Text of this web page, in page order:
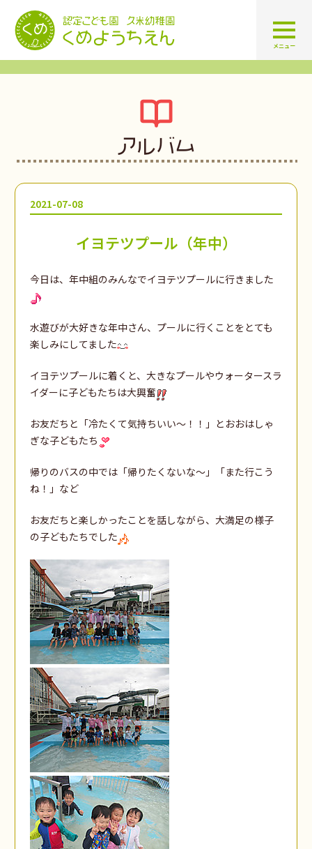
認定こども園 学校法人久米幼
メニュー
アルバム
2021-07-08
イヨテツプール（年中）
今日は、年中組のみんなでイヨテツプールに行きました
水遊びが大好きな年中さん、プールに行くことをとても
楽しみにしてました
イヨテツプールに着くと、大きなプールやウォータースラ
イダーに子どもたちは大興奮
お友だちと「冷たくて気持ちいい～！！」とおおはしゃ
ぎな子どもたち
帰りのバスの中では「帰りたくないな～」「また行こう
ね！」など
お友だちと楽しかったことを話しながら、大満足の様子
の子どもたちでした